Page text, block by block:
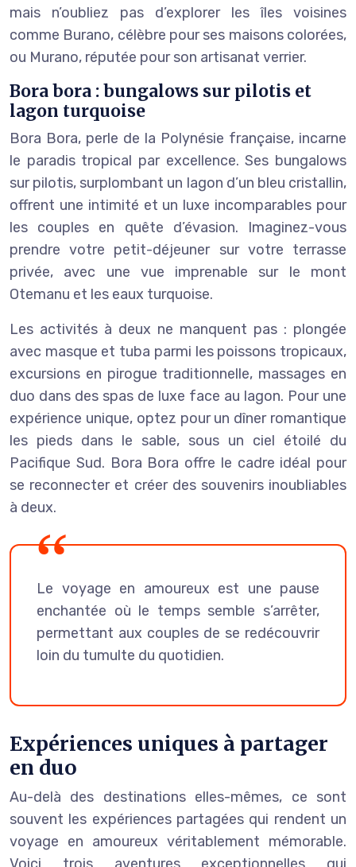
mais n’oubliez pas d’explorer les îles voisines
comme Burano, célèbre pour ses maisons colorées,
ou Murano, réputée pour son artisanat verrier.
Bora bora : bungalows sur pilotis et
lagon turquoise
Bora Bora, perle de la Polynésie française, incarne
le paradis tropical par excellence. Ses bungalows
sur pilotis, surplombant un lagon d’un bleu cristallin,
offrent une intimité et un luxe incomparables pour
les couples en quête d’évasion. Imaginez-vous
prendre votre petit-déjeuner sur votre terrasse
privée, avec une vue imprenable sur le mont
Otemanu et les eaux turquoise.
Les activités à deux ne manquent pas : plongée
avec masque et tuba parmi les poissons tropicaux,
excursions en pirogue traditionnelle, massages en
duo dans des spas de luxe face au lagon. Pour une
expérience unique, optez pour un dîner romantique
les pieds dans le sable, sous un ciel étoilé du
Pacifique Sud. Bora Bora offre le cadre idéal pour
se reconnecter et créer des souvenirs inoubliables
à deux.
Le voyage en amoureux est une pause
enchantée où le temps semble s’arrêter,
permettant aux couples de se redécouvrir
loin du tumulte du quotidien.
Expériences uniques à partager
en duo
Au-delà des destinations elles-mêmes, ce sont
souvent les expériences partagées qui rendent un
voyage en amoureux véritablement mémorable.
Voici trois aventures exceptionnelles qui